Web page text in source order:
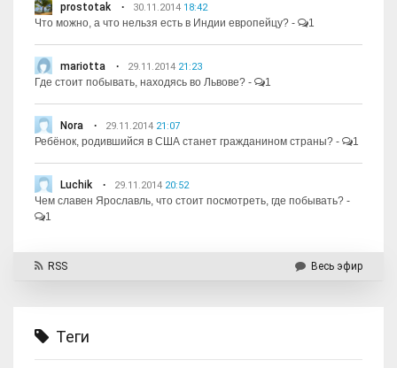
prostotak 30.11.2014 18:42
Что можно, а что нельзя есть в Индии европейцу? - 1
mariotta 29.11.2014 21:23
Где стоит побывать, находясь во Львове? - 1
Nora 29.11.2014 21:07
Ребёнок, родившийся в США станет гражданином страны? - 1
Luchik 29.11.2014 20:52
Чем славен Ярославль, что стоит посмотреть, где побывать? -
1
RSS Весь эфир
Теги